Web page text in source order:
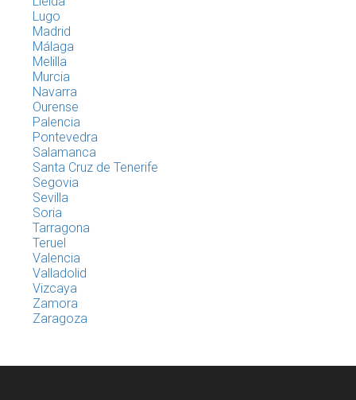
Lugo
Madrid
Málaga
Melilla
Murcia
Navarra
Ourense
Palencia
Pontevedra
Salamanca
Santa Cruz de Tenerife
Segovia
Sevilla
Soria
Tarragona
Teruel
Valencia
Valladolid
Vizcaya
Zamora
Zaragoza